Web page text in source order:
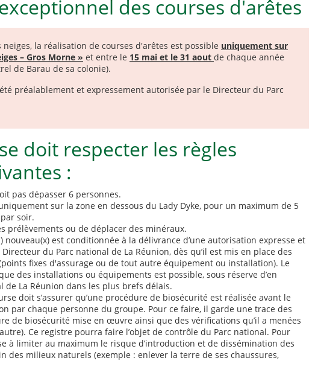
des courses d'arêtes
la réalisation de courses d'arêtes est possible uniquement sur
– Gros Morne » et entre le 15 mai et le 31 aout de chaque année
de Barau de sa colonie).
préalablement et expressement autorisée par le Directeur du Parc
doit respecter les règles
:
pas dépasser 6 personnes.
sur la zone en dessous du Lady Dyke, pour un maximum de 5
soir.
prélèvements ou de déplacer des minéraux.
nouveau(x) est conditionnée à la délivrance d’une autorisation expresse et
du Parc national de La Réunion, dès qu’il est mis en place des
fixes d'assurage ou de tout autre équipement ou installation). Le
des installations ou équipements est possible, sous réserve d’en
de La Réunion dans les plus brefs délais.
doit s’assurer qu’une procédure de biosécurité est réalisée avant le
par chaque personne du groupe. Pour ce faire, il garde une trace des
de biosécurité mise en œuvre ainsi que des vérifications qu’il a menées
Ce registre pourra faire l’objet de contrôle du Parc national. Pour
à limiter au maximum le risque d’introduction et de dissémination des
des milieux naturels (exemple : enlever la terre de ses chaussures,